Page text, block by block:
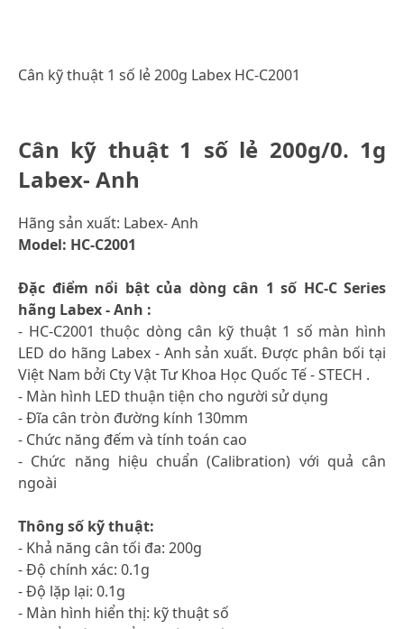
Cân kỹ thuật 1 số lẻ 200g Labex HC-C2001
Cân kỹ thuật 1 số lẻ 200g/0. 1g
Labex- Anh
Hãng sản xuất: Labex- Anh
Model: HC-C2001
Đặc điểm nổi bật của dòng cân 1 số HC-C Series
hãng Labex - Anh :
- HC-C2001 thuộc dòng cân kỹ thuật 1 số màn hình
LED do hãng Labex - Anh sản xuất. Được phân bối tại
Việt Nam bởi Cty Vật Tư Khoa Học Quốc Tế - STECH .
- Màn hình LED thuận tiện cho người sử dụng
- Đĩa cân tròn đường kính 130mm
- Chức năng đếm và tính toán cao
- Chức năng hiệu chuẩn (Calibration) với quả cân
ngoài
Thông số kỹ thuật:
- Khả năng cân tối đa: 200g
- Độ chính xác: 0.1g
- Độ lặp lại: 0.1g
- Màn hình hiển thị: kỹ thuật số